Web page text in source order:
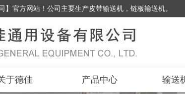
】官方网站！公司主要生产皮带输送机，链板输送机。
于德佳 产品中心 输送